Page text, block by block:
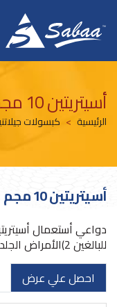
أسيتريتين 10 مجم
الرئيسية كبسولات
أسيتريتين 10 مجم
للبالغين 2)الأمراض الجلدية الشديدة
احصل علي عرض